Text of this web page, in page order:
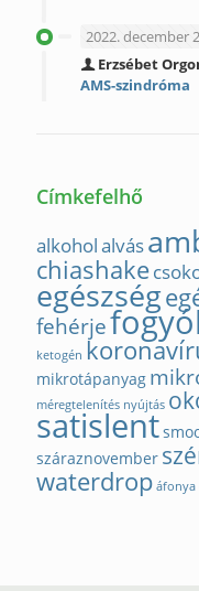
2022. december
Erzsébet
AMS-szindróma
Címkefelhő
alkoholalvás
chiashake
egészség
fehérje
ketogén
mikrotápanyag
méregtelenítés nyújtás
satislent
száraznovember
waterdrop áfonya